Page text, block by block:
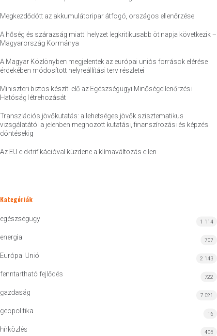
Megkezdődött az akkumulátoripar átfogó, országos ellenőrzése
A hőség és szárazság miatti helyzet legkritikusabb öt napja következik –
Magyarország Kormánya
A Magyar Közlönyben megjelentek az európai uniós források elérése
érdekében módosított helyreállítási terv részletei
Miniszteri biztos készíti elő az Egészségügyi Minőségellenőrzési
Hatóság létrehozását
Transzlációs jövőkutatás: a lehetséges jövők szisztematikus
vizsgálatától a jelenben meghozott kutatási, finanszírozási és képzési
döntésekig
Az EU elektrifikációval küzdene a klímaváltozás ellen
Kategóriák
egészségügy 1 114
energia 707
Európai Unió 2 143
fenntartható fejlődés 722
gazdaság 7 021
geopolitika 16
hírközlés 406